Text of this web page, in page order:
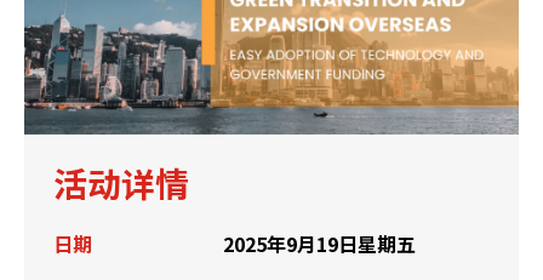
活动详情
日期
2025年9月19日星期五